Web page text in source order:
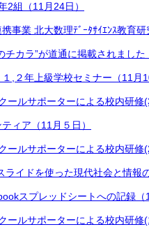
2組（11月24日）
事業 北大数理ﾃﾞｰﾀｻｲｴﾝｽ教育研
チカラ”が道通に掲載されました
,２年上級学校セミナー（11月
ールサポーターによる校内研修
ィア（11月５日）
ールサポーターによる校内研修
ライドを使った現代社会と情報
スプレッドシートへの記録（
ールサポーターによる校内研修